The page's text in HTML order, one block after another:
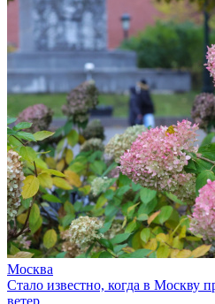
Москва
Стало известно, когда в Москву
ветер